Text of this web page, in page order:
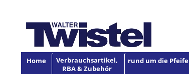
Home
Verbrauchsartikel,
RBA & Zubehör
rund um die Pfeife